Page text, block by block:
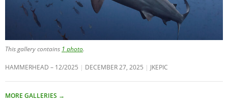
This gallery contains 1 photo.
HAMMERHEAD – 12/2025 DECEMBER 27, 2025 JKEPIC
MORE GALLERIES →